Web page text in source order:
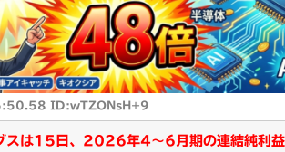
ID:wTZONsH+9
スは15日、2026年4〜6月期の連結純利益